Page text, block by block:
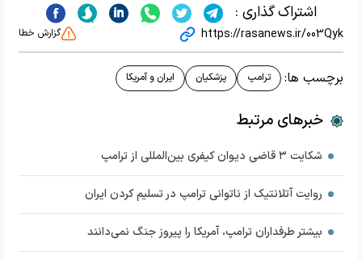
اشتراک گذاری :
https://rasanews.ir/003Qyk گزارش خطا
برچسب ها: ترامپ پزشکیان ایران و آمریکا
خبرهای مرتبط
شکایت ۳ قاضی دیوان کیفری بین‌المللی از ترامپ
روایت آتلانتیک از ناتوانی ترامپ در تسلیم کردن ایران
بیشتر طرفداران ترامپ، آمریکا را پیروز جنگ نمی‌دانند